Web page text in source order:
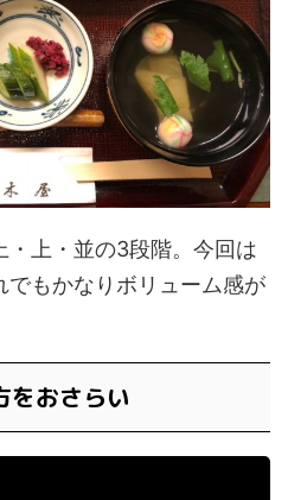
・上・並の3段階。今回は
でもかなりボリューム感が
をおさらい